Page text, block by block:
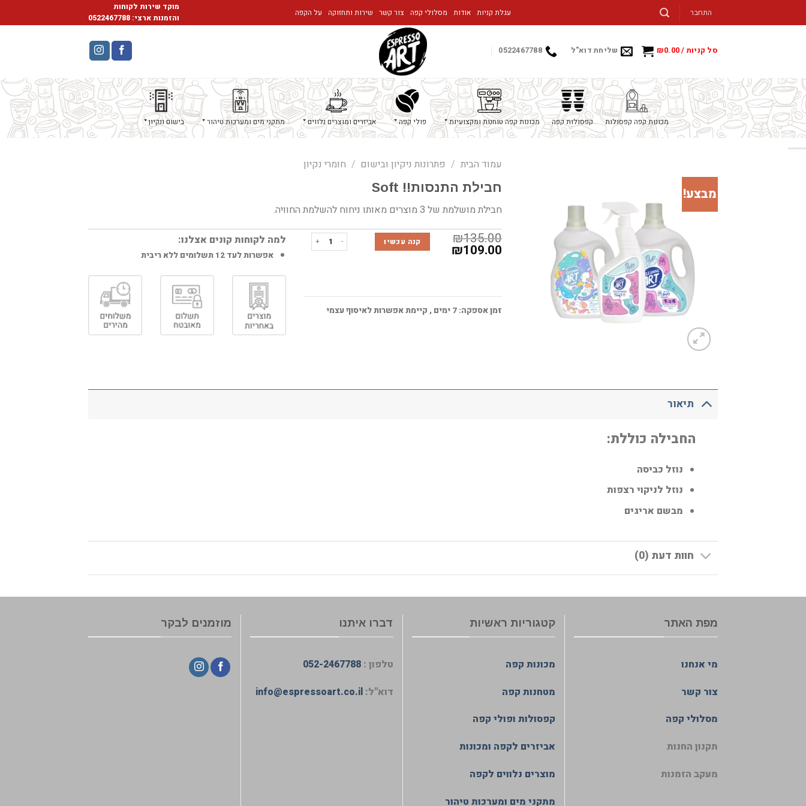
to
התחבר עגלת קניות אודות מסלולי קפה צור קשר שירות ותחזוקה על הקפה
מוקד שירות לקוחות
והזמנות ארצי: 0522467788
סל קניות / ₪0.00 שליחת דוא"ל 0522467788
מכונות קפה קפסולות קפסולות קפה מכונות קפה טוחנות ומקצועיות פולי קפה אביזרים ומוצרים נלווים מתקני מים ומערכות טיהור בישום ונקיון
מבצע!
עמוד הבית / פתרונות ניקיון ובישום / חומרי נקיון
חבילת התנסות!! Soft
חבילת מושלמת של 3 מוצרים מאותו ניחוח להשלמת החוויה.
₪135.00
₪109.00
כמות של חבילת התנסות!! Soft קנה עכשיו
זמן אספקה: 7 ימים , קיימת אפשרות לאיסוף עצמי
למה לקוחות קונים אצלנו:
אפשרות לעד 12 תשלומים ללא ריבית
תיאור
החבילה כוללת:
נוזל כביסה
נוזל לניקוי רצפות
מבשם אריגים
חוות דעת (0)
מפת האתר
מי אנחנו
צור קשר
מסלולי קפה
תקנון החנות
מעקב הזמנות
קטגוריות ראשיות
מכונות קפה
מטחנות קפה
קפסולות ופולי קפה
אביזרים לקפה ומכונות
מוצרים נלווים לקפה
מתקני מים ומערכות טיהור
דברו איתנו
טלפון : 052-2467788
דוא"ל: info@espressoart.co.il
מוזמנים לבקר